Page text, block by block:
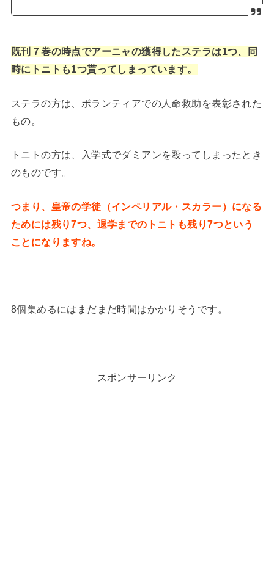
既刊７巻の時点でアーニャの獲得したステラは1つ、同
時にトニトも1つ貰ってしまっています。
ステラの方は、ボランティアでの人命救助を表彰された
もの。
トニトの方は、入学式でダミアンを殴ってしまったとき
のものです。
つまり、皇帝の学徒（インペリアル・スカラー）になる
ためには残り7つ、退学までのトニトも残り7つという
ことになりますね。
8個集めるにはまだまだ時間はかかりそうです。
スポンサーリンク